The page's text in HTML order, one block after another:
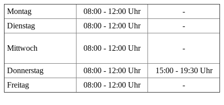
Montag 08:00 - 12:00 Uhr
-
Dienstag
08:00 - 12:00 Uhr -
Mittwoch 08:00 - 12:00 Uhr -
Donnerstag 08:00 - 12:00 Uhr
15:00 - 19:30 Uhr
Freitag
08:00 - 12:00 Uhr -